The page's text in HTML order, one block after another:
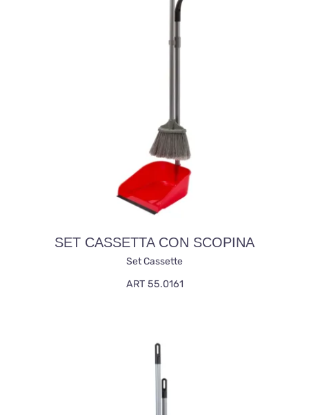
SET CASSETTA CON SCOPINA
Set Cassette
ART 55.0161